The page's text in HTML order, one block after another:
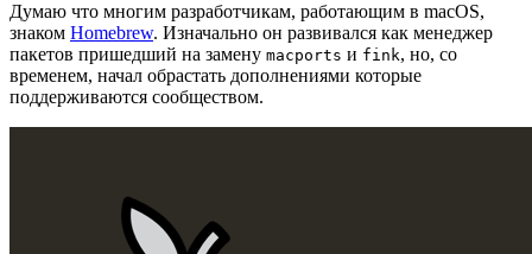
Думаю что многим разработчикам, работающим в macOS,
знаком Homebrew. Изначально он развивался как менеджер
пакетов пришедший на замену macports и fink, но, со
временем, начал обрастать дополнениями которые
поддерживаются сообществом.